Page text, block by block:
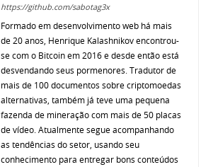
https://github.com/sabotag3x
Formado em desenvolvimento web há mais
de 20 anos, Henrique Kalashnikov encontrou-
se com o Bitcoin em 2016 e desde então está
desvendando seus pormenores. Tradutor de
mais de 100 documentos sobre criptomoedas
alternativas, também já teve uma pequena
fazenda de mineração com mais de 50 placas
de vídeo. Atualmente segue acompanhando
as tendências do setor, usando seu
conhecimento para entregar bons conteúdos